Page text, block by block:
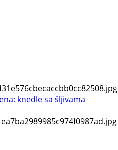
knedle sa šljivama